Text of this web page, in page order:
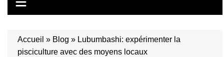
Accueil » Blog » Lubumbashi: expérimenter la
pisciculture avec des moyens locaux